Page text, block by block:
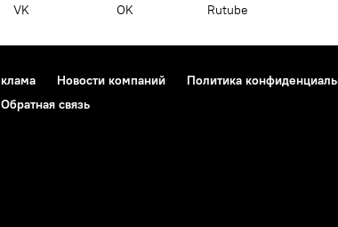
VK OK Rutube
Новости компаний Политика
Обратная связь